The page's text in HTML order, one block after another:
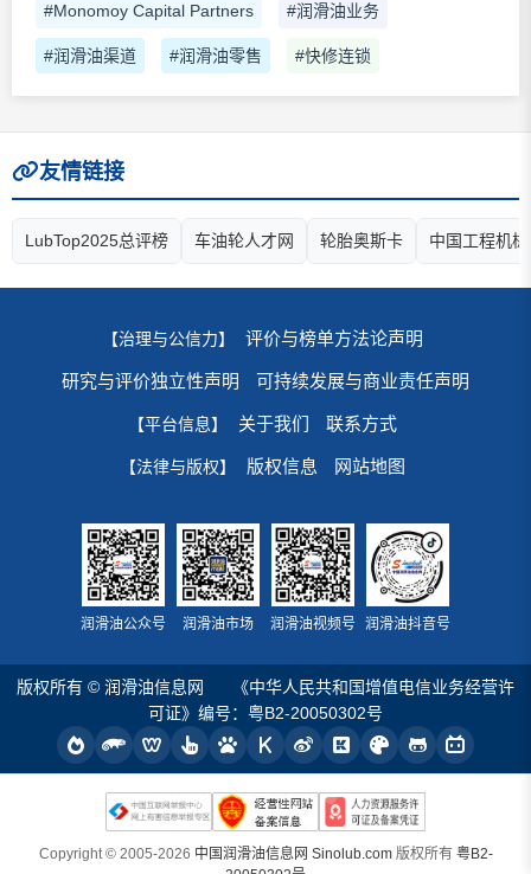
#Monomoy Capital Partners #润滑油业务
#润滑油渠道 #润滑油零售 #快修连锁
友情链接
LubTop2025总评榜 车油轮人才网 轮胎奥斯卡 中国工程机
【治理与公信力】 评价与榜单方法论声明
研究与评价独立性声明 可持续发展与商业责任声明
【平台信息】 关于我们 联系方式
【法律与版权】 版权信息 网站地图
润滑油公众号 润滑油市场 润滑油视频号 润滑油抖音号
版权所有 © 润滑油信息网
《中华人民共和国增值电信业务经营许
可证》编号：粤B2-20050302号
Copyright © 2005-2026 中国润滑油信息网 Sinolub.com版权所有 粤B2-